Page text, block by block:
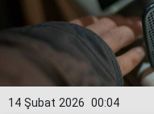
00:04
14 Şubat 2026